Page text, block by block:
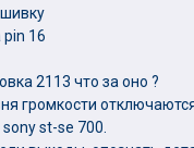
pin 16
2113 что за оно ?
громкости
st-se 700.